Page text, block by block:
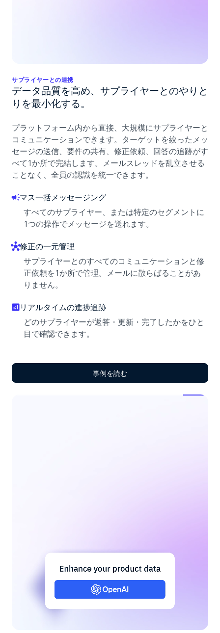
サプライヤーとの連携
データ品質を高め、サプライヤーとのやりと
りを最小化する。
プラットフォーム内から直接、大規模にサプライヤーと
コミュニケーションできます。ターゲットを絞ったメッ
セージの送信、要件の共有、修正依頼、回答の追跡がす
べて1か所で完結します。メールスレッドを乱立させる
ことなく、全員の認識を統一できます。
マス一括メッセージング
すべてのサプライヤー、または特定のセグメントに
1つの操作でメッセージを送れます。
修正の一元管理
サプライヤーとのすべてのコミュニケーションと修
正依頼を1か所で管理。メールに散らばることがあ
りません。
リアルタイムの進捗追跡
どのサプライヤーが返答・更新・完了したかをひと
目で確認できます。
事例を読む